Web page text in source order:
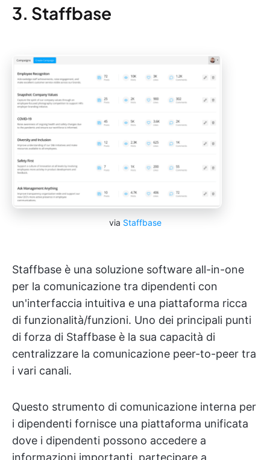
3. Staffbase
via Staffbase
Staffbase è una soluzione software all-in-one
per la comunicazione tra dipendenti con
un'interfaccia intuitiva e una piattaforma ricca
di funzionalità/funzioni. Uno dei principali punti
di forza di Staffbase è la sua capacità di
centralizzare la comunicazione peer-to-peer tra
i vari canali.
Questo strumento di comunicazione interna per
i dipendenti fornisce una piattaforma unificata
dove i dipendenti possono accedere a
informazioni importanti, partecipare a